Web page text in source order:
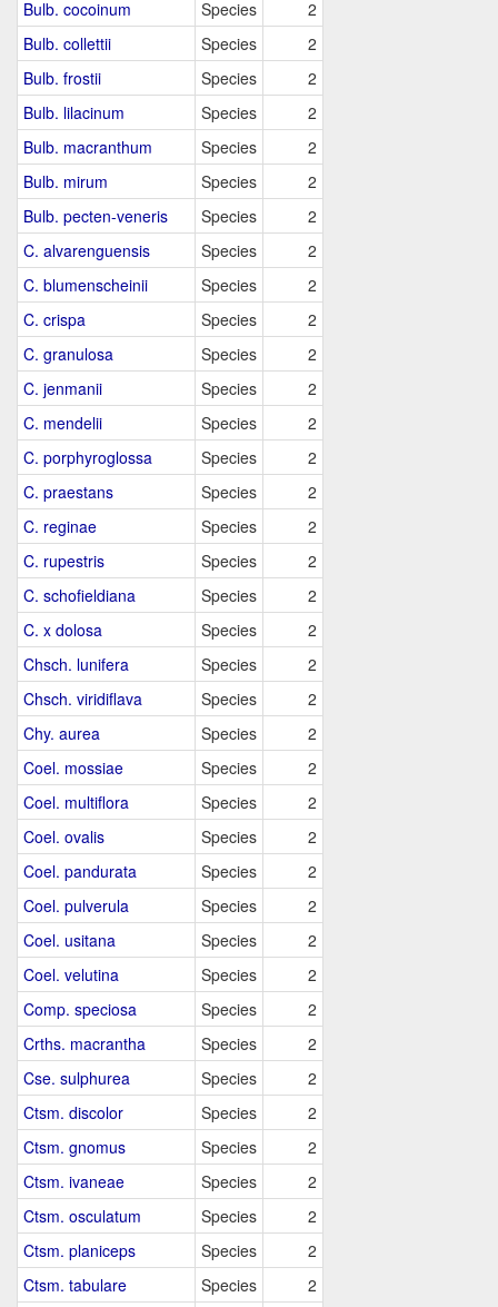
Bulb. cocoinum Species
2
Bulb. collettii
Species
2
Bulb. frostii
Species
2
Bulb. lilacinum
Species
2
Bulb. macranthum
Species
2
Bulb. mirum
Species
2
Bulb. pecten-veneris
Species
2
C. alvarenguensis
Species
2
C. blumenscheinii
Species
2
C. crispa
Species
2
C. granulosa
Species
2
C. jenmanii
Species
2
C. mendelii
Species
2
C. porphyroglossa
Species
2
C. praestans
Species
2
C. reginae
Species
2
C. rupestris
Species
2
C. schofieldiana
Species
2
C. x dolosa
Species
2
Chsch. lunifera
Species
2
Chsch. viridiflava
Species
2
Chy. aurea
Species
2
Coel. mossiae
Species
2
Coel. multiflora
Species
2
Coel. ovalis
Species
2
Coel. pandurata
Species
2
Coel. pulverula
Species
2
Coel. usitana
Species
2
Coel. velutina
Species
2
Comp. speciosa
Species
2
Crths. macrantha
Species
2
Cse. sulphurea
Species
2
Ctsm. discolor
Species
2
Ctsm. gnomus
Species
2
Ctsm. ivaneae
Species
2
Ctsm. osculatum
Species
2
Ctsm. planiceps
Species
2
Ctsm. tabulare
Species
2